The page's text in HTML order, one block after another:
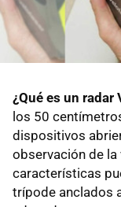
¿Qué es un radar
los 50
dispositivos
observación de
características
trípode anclados